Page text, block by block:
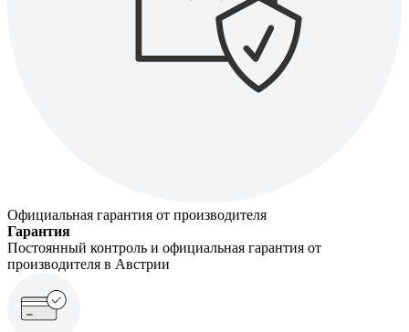
Официальная гарантия от производителя
Гарантия
Постоянный контроль и официальная гарантия от
производителя в Австрии